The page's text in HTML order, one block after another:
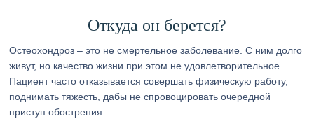
Откуда он берется?
Остеохондроз – это не смертельное заболевание. С ним долго
живут, но качество жизни при этом не удовлетворительное.
Пациент часто отказывается совершать физическую работу,
поднимать тяжесть, дабы не спровоцировать очередной
приступ обострения.